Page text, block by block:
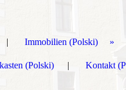
Immobilien (Polski)
(Polski) Kontakt